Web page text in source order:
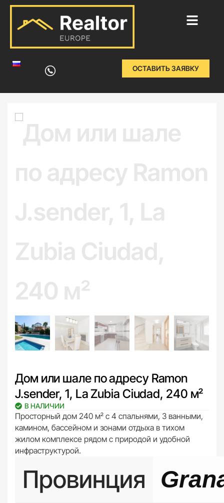
Перейти
к
содержимому
ОСТАВИТЬ ЗАЯВКУ
Дом или шале по адресу Ramon
J.sender, 1, La Zubia Ciudad, 240 м²
В НАЛИЧИИ
Просторный дом 240 м² с 4 спальнями, 3 ванными,
камином, бассейном и зонами отдыха в тихом
жилом комплексе рядом с природой и удобной
инфраструктурой.
Провинция